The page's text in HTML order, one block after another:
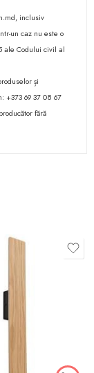
inclusiv
un caz nu este o
ale Codului civil al
și
+373 69 37 08 67
fără